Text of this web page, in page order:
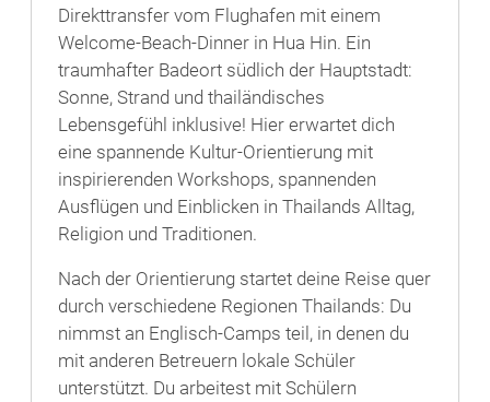
Direkttransfer vom Flughafen mit einem
Welcome-Beach-Dinner in Hua Hin. Ein
traumhafter Badeort südlich der Hauptstadt:
Sonne, Strand und thailändisches
Lebensgefühl inklusive! Hier erwartet dich
eine spannende Kultur-Orientierung mit
inspirierenden Workshops, spannenden
Ausflügen und Einblicken in Thailands Alltag,
Religion und Traditionen.
Nach der Orientierung startet deine Reise quer
durch verschiedene Regionen Thailands: Du
nimmst an Englisch-Camps teil, in denen du
mit anderen Betreuern lokale Schüler
unterstützt. Du arbeitest mit Schülern